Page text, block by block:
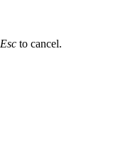
Esc to cancel.